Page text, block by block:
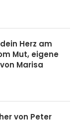
Herz am
Mut, eigene
Marisa
von Peter